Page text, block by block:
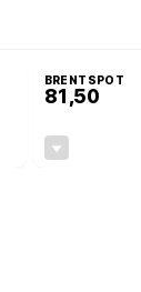
BRENTSPOT
81,50